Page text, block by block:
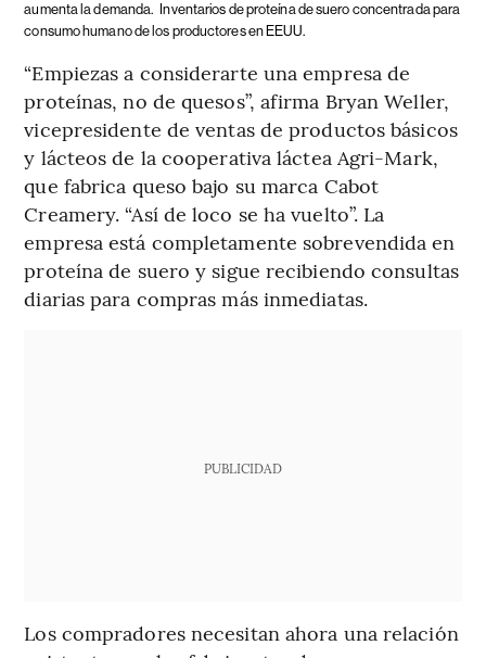
aumenta la demanda. Inventarios de proteína de suero concentrada para
consumo humano de los productores en EEUU.
“Empiezas a considerarte una empresa de
proteínas, no de quesos”, afirma Bryan Weller,
vicepresidente de ventas de productos básicos
y lácteos de la cooperativa láctea Agri-Mark,
que fabrica queso bajo su marca Cabot
Creamery. “Así de loco se ha vuelto”. La
empresa está completamente sobrevendida en
proteína de suero y sigue recibiendo consultas
diarias para compras más inmediatas.
PUBLICIDAD
Los compradores necesitan ahora una relación